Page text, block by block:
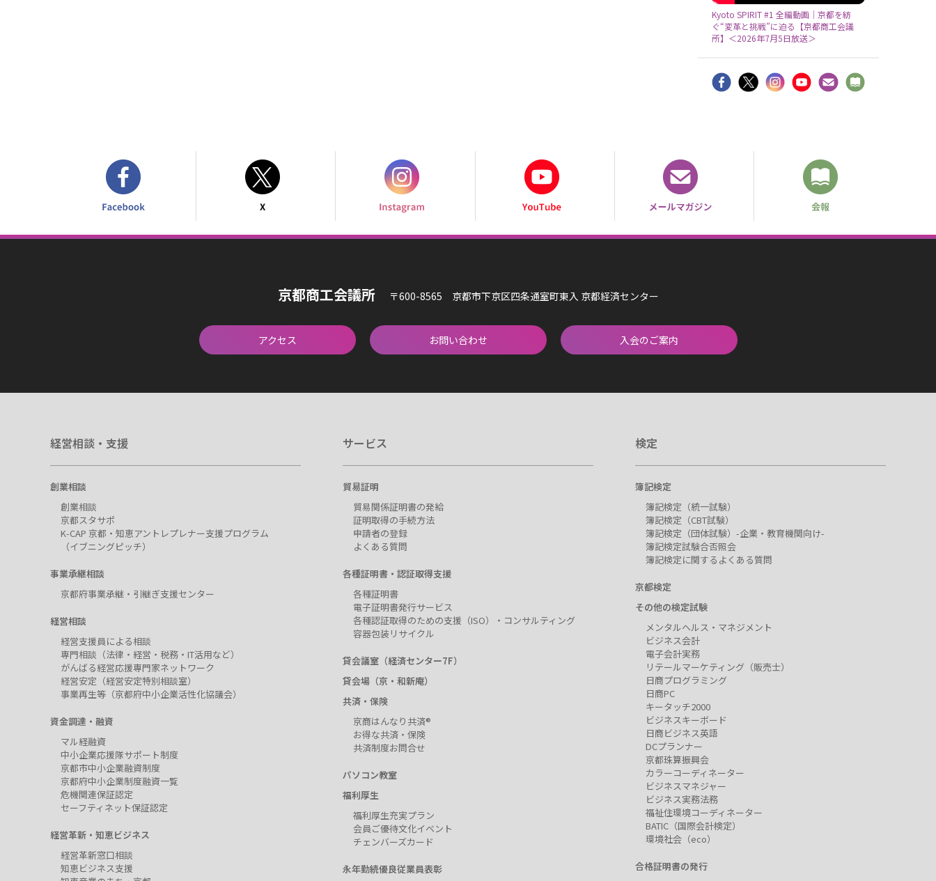
Kyoto SPIRIT #1 全編動画｜京都を紡
ぐ“変革と挑戦”に迫る【京都商工会議
所】＜2026年7月5日放送＞
京都商工会議所 〒600-8565 京都市下京区四条通室町東入 京都経済センター
アクセス お問い合わせ 入会のご案内
経営相談・支援
創業相談
創業相談
京都スタサポ
K-CAP 京都・知恵アントレプレナー支援プログラム
（イブニングピッチ）
事業承継相談
京都府事業承継・引継ぎ支援センター
経営相談
経営支援員による相談
専門相談（法律・経営・税務・IT活用など）
がんばる経営応援専門家ネットワーク
経営安定（経営安定特別相談室）
事業再生等（京都府中小企業活性化協議会）
資金調達・融資
マル経融資
中小企業応援隊サポート制度
京都市中小企業融資制度
京都府中小企業制度融資一覧
危機関連保証認定
セーフティネット保証認定
経営革新・知恵ビジネス
経営革新窓口相談
知恵ビジネス支援
サービス
貿易証明
貿易関係証明書の発給
証明取得の手続方法
申請者の登録
よくある質問
各種証明書・認証取得支援
各種証明書
電子証明書発行サービス
各種認証取得のための支援（ISO）・コンサルティング
容器包装リサイクル
貸会議室（経済センター7F）
貸会場（京・和新庵）
共済・保険
京商はんなり共済®
お得な共済・保険
共済制度お問合せ
パソコン教室
福利厚生
福利厚生充実プラン
会員ご優待文化イベント
チェンバーズカード
永年勤続優良従業員表彰
検定
簿記検定
簿記検定（統一試験）
簿記検定（CBT試験）
簿記検定（団体試験）-企業・教育機関向け-
簿記検定試験合否照会
簿記検定に関するよくある質問
京都検定
その他の検定試験
メンタルヘルス・マネジメント
ビジネス会計
電子会計実務
リテールマーケティング（販売士）
日商プログラミング
日商PC
キータッチ2000
ビジネスキーボード
日商ビジネス英語
DCプランナー
京都珠算振興会
カラーコーディネーター
ビジネスマネジャー
ビジネス実務法務
福祉住環境コーディネーター
BATIC（国際会計検定）
環境社会（eco）
合格証明書の発行